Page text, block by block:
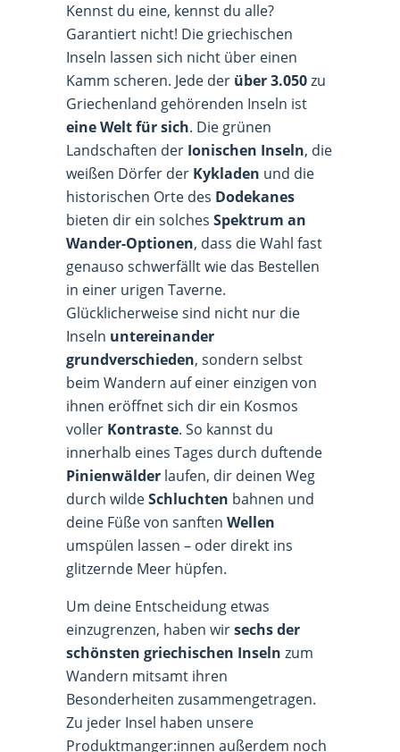
Kennst du eine, kennst du alle?
Garantiert nicht! Die griechischen
Inseln lassen sich nicht über einen
Kamm scheren. Jede der über 3.050zu
Griechenland gehörenden Inseln ist
eine Welt für sich. Die grünen
Landschaften der Ionischen Inseln, die
weißen Dörfer der Kykladen und die
historischen Orte des Dodekanes
bieten dir ein solches Spektrum an
Wander-Optionen, dass die Wahl fast
genauso schwerfällt wie das Bestellen
in einer urigen Taverne.
Glücklicherweise sind nicht nur die
Inseln untereinander
grundverschieden, sondern selbst
beim Wandern auf einer einzigen von
ihnen eröffnet sich dir ein Kosmos
voller Kontraste. So kannst du
innerhalb eines Tages durch duftende
Pinienwälder laufen, dir deinen Weg
durch wildeSchluchten bahnen und
deine Füße von sanften Wellen
umspülen lassen – oder direkt ins
glitzernde Meer hüpfen.
Um deine Entscheidung etwas
einzugrenzen, haben wirsechs der
schönsten griechischen Inseln zum
Wandern mitsamt ihren
Besonderheiten zusammengetragen.
Zu jeder Insel haben unsere
Produktmanger:innen außerdem noch